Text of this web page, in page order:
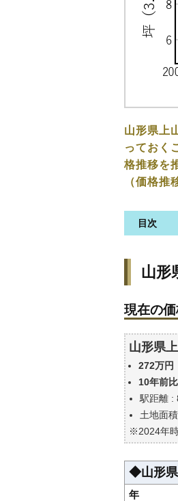
山形県上
っておく
格推移を
（価格推
目次
現
駅
山
公
エリ
自分
山形
現在の
山形県
272万円
10年前比
駅距離 :
土地面
※2024年
◆山形県
年